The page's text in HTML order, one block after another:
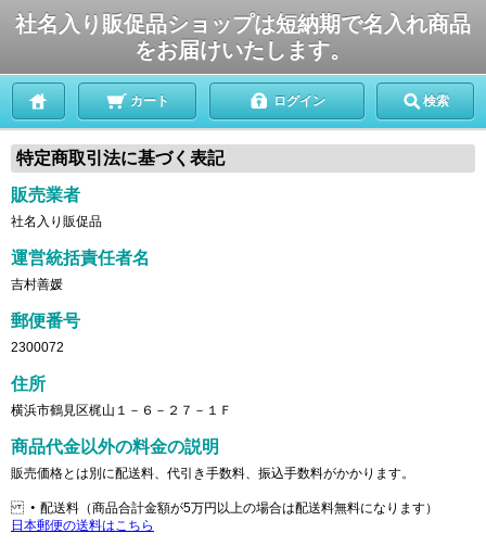
社名入り販促品ショップは短納期で名入れ商品
をお届けいたします。
カート ログイン 検索
特定商取引法に基づく表記
販売業者
社名入り販促品
運営統括責任者名
吉村善媛
郵便番号
2300072
住所
横浜市鶴見区梶山１－６－２７－１Ｆ
商品代金以外の料金の説明
販売価格とは別に配送料、代引き手数料、振込手数料がかかります。
・配送料（商品合計金額が5万円以上の場合は配送料無料になります）
日本郵便の送料はこちら